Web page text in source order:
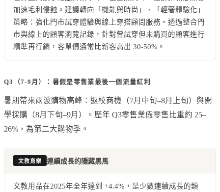
加速毛利侵蝕。建議轉向「機能與時尚」、「輕奢體驗化」
策略：強化門市試穿體驗與線上穿搭顧問服務。透過整合門
市與線上的顧客瀏覽記錄，針對曾試穿但未購買的顧客進行
精準再行銷，客單價通常比新客高出 30-50%。
Q3（7-9月）：暑假是零售業最後一個流量紅利
暑期帶來兩波購物高峰：返校商機（7月中旬–8月上旬）與開
學採購（8月下旬–9月）。歷年 Q3零售業假零售比重約 25–
26%，為第二大購物季。
文教育樂 連續成長的隱藏黑馬
文教用品在2025年全年達到 +4.4%，是少數連續成長的類